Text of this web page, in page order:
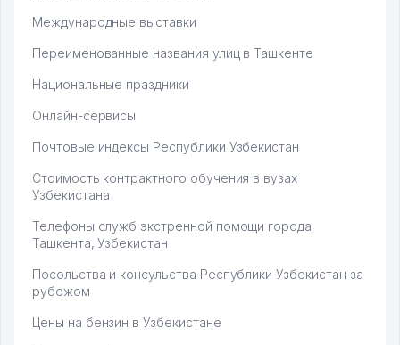
Международные выставки
Переименованные названия улиц в Ташкенте
Национальные праздники
Онлайн-сервисы
Почтовые индексы Республики Узбекистан
Стоимость контрактного обучения в вузах
Узбекистана
Телефоны служб экстренной помощи города
Ташкента, Узбекистан
Посольства и консульства Республики Узбекистан за
рубежом
Цены на бензин в Узбекистане